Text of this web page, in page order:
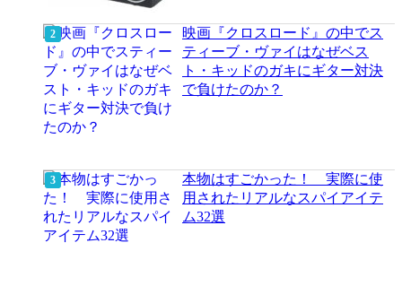
映画『クロスロード』の中でス
ティーブ・ヴァイはなぜベス
ト・キッドのガキにギター対決
で負けたのか？
本物はすごかった！ 実際に使
用されたリアルなスパイアイテ
ム32選